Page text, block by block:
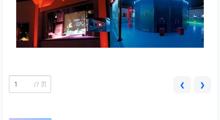
/7 页 ❮ ❯